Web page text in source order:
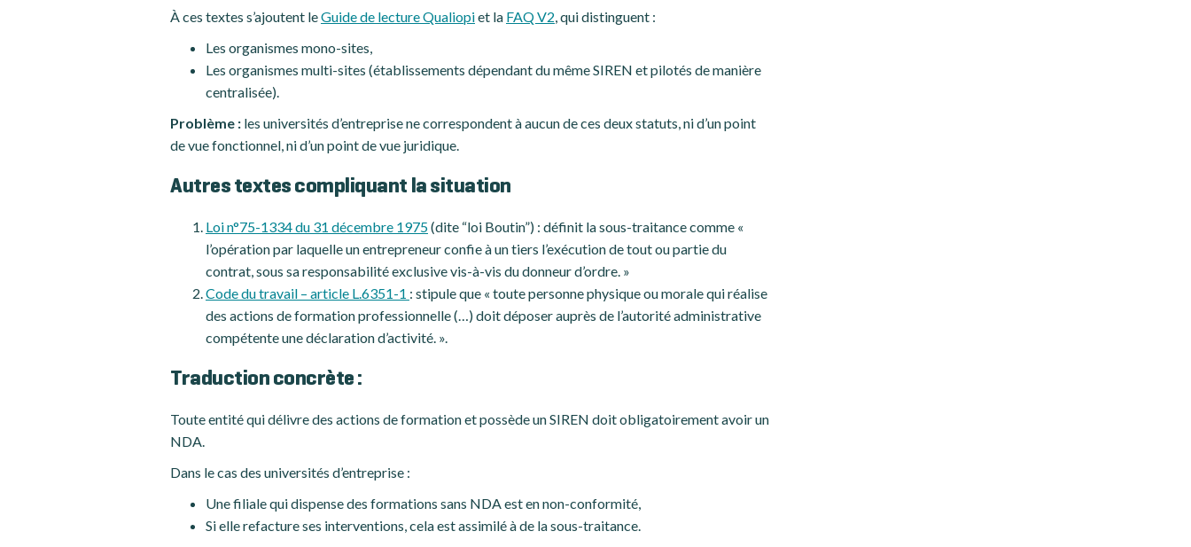
À ces textes s’ajoutent leGuide de lecture Qualiopiet la FAQ V2, qui distinguent :
Les organismes mono-sites,
Les organismes multi-sites (établissements dépendant du même SIREN et pilotés de manière
centralisée).
Problème : les universités d’entreprise ne correspondent à aucun de ces deux statuts, ni d’un point
de vue fonctionnel, ni d’un point de vue juridique.
Autres textes compliquant la situation
Loi n°75-1334 du 31 décembre 1975(dite “loi Boutin”) : définit la sous-traitance comme «
l’opération par laquelle un entrepreneur confie à un tiers l’exécution de tout ou partie du
contrat, sous sa responsabilité exclusive vis-à-vis du donneur d’ordre. »
Code du travail – article L.6351-1 : stipule que « toute personne physique ou morale qui réalise
des actions de formation professionnelle (…) doit déposer auprès de l’autorité administrative
compétente une déclaration d’activité. ».
Traduction concrète :
Toute entité qui délivre des actions de formation et possède un SIREN doit obligatoirement avoir un
NDA.
Dans le cas des universités d’entreprise :
Une filiale qui dispense des formations sans NDA est en non-conformité,
Si elle refacture ses interventions, cela est assimilé à de la sous-traitance.